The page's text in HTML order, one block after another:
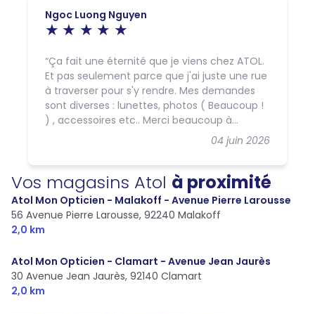
Ngoc Luong Nguyen
04 juin 2026
Ça fait une éternité que je viens chez ATOL.
Et pas seulement parce que j'ai juste une rue
à traverser pour s'y rendre. Mes demandes
sont diverses : lunettes, photos ( Beaucoup !
) , accessoires etc.. Merci beaucoup à
Amandine et Rodolphe pour votre gentillesse,
votre compréhension, votre patience et
votre bienveillance. Le tout avec beaucoup
de professionnalisme. Amitiés.
Vos magasins Atol à proximité
Atol Mon Opticien - Malakoff - Avenue Pierre Larousse
56 Avenue Pierre Larousse, 92240 Malakoff
2,0 km
Atol Mon Opticien - Clamart - Avenue Jean Jaurès
30 Avenue Jean Jaurès, 92140 Clamart
2,0 km